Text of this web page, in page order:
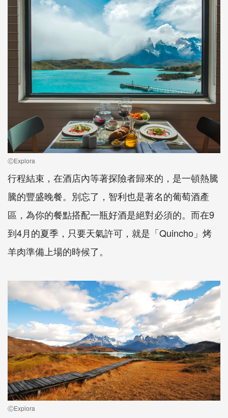
ⒸExplora
行程結束，在酒店內等著探險者歸來的，是一頓熱騰
騰的豐盛晚餐。別忘了，智利也是著名的葡萄酒產
區，為你的餐點搭配一瓶好酒是絕對必須的。而在9
到4月的夏季，只要天氣許可，就是「Quincho 」烤
羊肉準備上場的時候了。
ⒸExplora